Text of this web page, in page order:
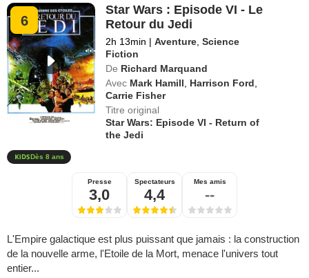
6
Star Wars : Episode VI - Le
Retour du Jedi
2h 13min | Aventure ,Science
Fiction
De Richard Marquand
Avec Mark Hamill Harrison Ford
Carrie Fisher
Titre original
Star Wars: Episode VI - Return of
the Jedi
Dès 8 ans
Presse
3,0
Spectateurs
4,4
Mes amis
--
L'Empire galactique est plus puissant que jamais : la construction
de la nouvelle arme, l'Etoile de la Mort, menace l'univers tout
entier...